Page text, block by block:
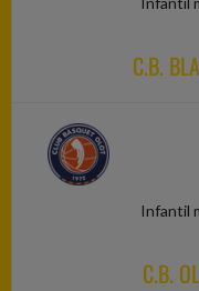
C.B.
Infantil
C.B.